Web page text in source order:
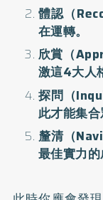
體認（
在運轉。
欣賞（
激這4大人
探問（
此才能集合
釐清（
最佳實力的